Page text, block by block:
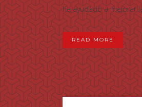
ha ayudado a mejorar
READ MORE